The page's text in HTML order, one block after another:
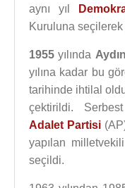
aynı yıl
Kuruluna seçilerek
1955 yılında Aydın
yılına kadar bu
tarihinde ihtilal
çektirildi. Serbest
Adalet Partisi
yapılan
seçildi.